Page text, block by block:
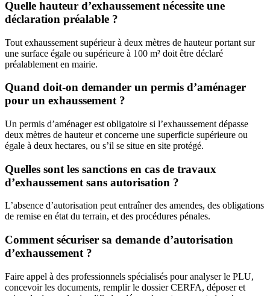
Quelle hauteur d’exhaussement nécessite une
déclaration préalable ?
Tout exhaussement supérieur à deux mètres de hauteur portant sur
une surface égale ou supérieure à 100 m² doit être déclaré
préalablement en mairie.
Quand doit-on demander un permis d’aménager
pour un exhaussement ?
Un permis d’aménager est obligatoire si l’exhaussement dépasse
deux mètres de hauteur et concerne une superficie supérieure ou
égale à deux hectares, ou s’il se situe en site protégé.
Quelles sont les sanctions en cas de travaux
d’exhaussement sans autorisation ?
L’absence d’autorisation peut entraîner des amendes, des obligations
de remise en état du terrain, et des procédures pénales.
Comment sécuriser sa demande d’autorisation
d’exhaussement ?
Faire appel à des professionnels spécialisés pour analyser le PLU,
concevoir les documents, remplir le dossier CERFA, déposer et